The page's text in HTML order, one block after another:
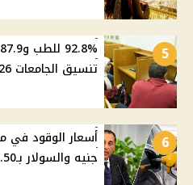
5
تنسيق الجامعات 2026 وأماكن المرحلة الثانية
6
جنيه والسولار بـ20.50 جنيه